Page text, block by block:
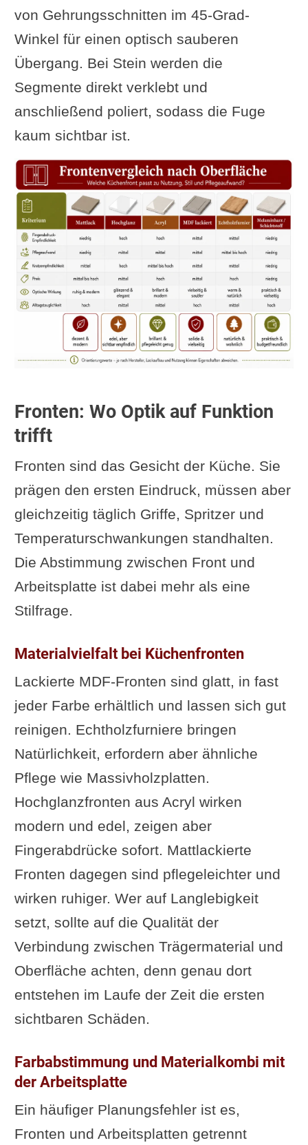
von Gehrungsschnitten im 45-Grad-
Winkel für einen optisch sauberen
Übergang. Bei Stein werden die
Segmente direkt verklebt und
anschließend poliert, sodass die Fuge
kaum sichtbar ist.
Fronten: Wo Optik auf Funktion
trifft
Fronten sind das Gesicht der Küche. Sie
prägen den ersten Eindruck, müssen aber
gleichzeitig täglich Griffe, Spritzer und
Temperaturschwankungen standhalten.
Die Abstimmung zwischen Front und
Arbeitsplatte ist dabei mehr als eine
Stilfrage.
Materialvielfalt bei Küchenfronten
Lackierte MDF-Fronten sind glatt, in fast
jeder Farbe erhältlich und lassen sich gut
reinigen. Echtholzfurniere bringen
Natürlichkeit, erfordern aber ähnliche
Pflege wie Massivholzplatten.
Hochglanzfronten aus Acryl wirken
modern und edel, zeigen aber
Fingerabdrücke sofort. Mattlackierte
Fronten dagegen sind pflegeleichter und
wirken ruhiger. Wer auf Langlebigkeit
setzt, sollte auf die Qualität der
Verbindung zwischen Trägermaterial und
Oberfläche achten, denn genau dort
entstehen im Laufe der Zeit die ersten
sichtbaren Schäden.
Farbabstimmung und Materialkombi mit
der Arbeitsplatte
Ein häufiger Planungsfehler ist es,
Fronten und Arbeitsplatten getrennt